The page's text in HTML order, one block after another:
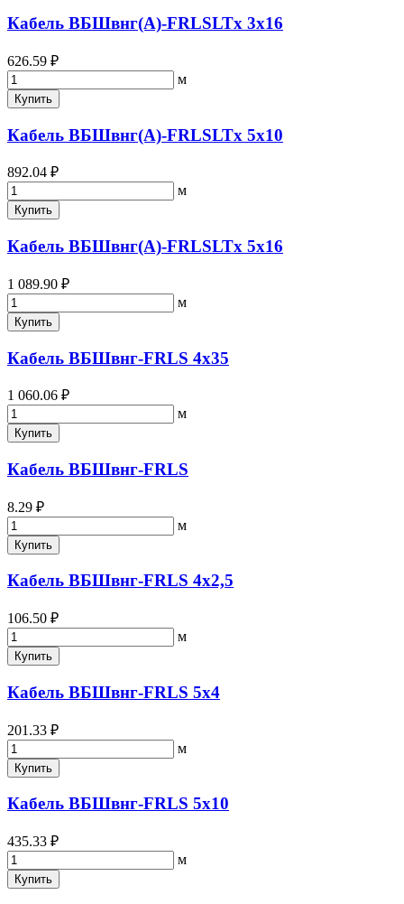
Кабель ВБШвнг(А)-FRLSLTx 3х16
626.59 ₽
м
Купить
Кабель ВБШвнг(А)-FRLSLTx 5х10
892.04 ₽
м
Купить
Кабель ВБШвнг(А)-FRLSLTx 5х16
1 089.90 ₽
м
Купить
Кабель ВБШвнг-FRLS 4х35
1 060.06 ₽
м
Купить
Кабель ВБШвнг-FRLS
8.29 ₽
м
Купить
Кабель ВБШвнг-FRLS 4х2,5
106.50 ₽
м
Купить
Кабель ВБШвнг-FRLS 5х4
201.33 ₽
м
Купить
Кабель ВБШвнг-FRLS 5х10
435.33 ₽
м
Купить